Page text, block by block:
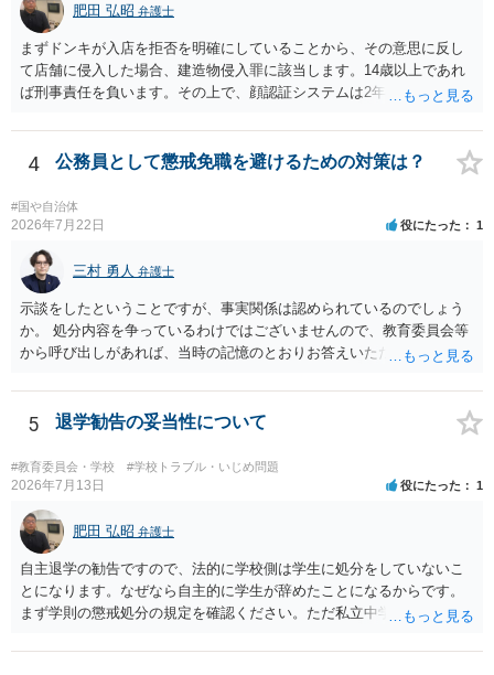
肥田 弘昭 弁護士
まずドンキが入店を拒否を明確にしていることから、その意思に反し
て店舗に侵入した場合、建造物侵入罪に該当します。14歳以上であれ
ば刑事責任を負います。その上で、顔認証システムは2年程度で削除さ
いです。そのドンキにどうしても行かないといけない理由は不明です
が、保護者に町田のドンキに連絡をして許可を貰うのが一番安全かと
4 公務員として懲戒免職を避けるための対策は？
#国や自治体
2026年7月22日 役にたった 1
三村 勇人 弁護士
示談をしたということですが、事実関係は認められているのでしょう
か。 処分内容を争っているわけではございませんので、教育委員会等
から呼び出しがあれば、当時の記憶のとおりお答えいただくことにな
5 退学勧告の妥当性について
#教育委員会・学校 #学校トラブル・いじめ問題
2026年7月13日 役にたった 1
肥田 弘昭 弁護士
自主退学の勧告ですので、法的に学校側は学生に処分をしていないこ
とになります。なぜなら自主的に学生が辞めたことになるからです。
まず学則の懲戒処分の規定を確認ください。ただ私立中学ですので裁
なるかと思います。その中で、懲戒処分として退学処分を上記事情か